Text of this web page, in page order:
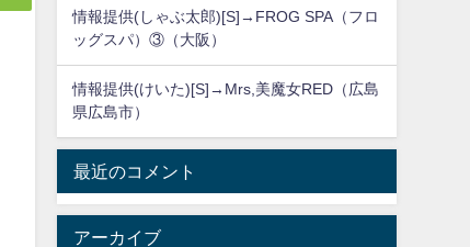
情報提供(しゃぶ太郎)[S]→FROG SPA（フロ
ッグスパ）③（大阪）
情報提供(けいた)[S]→Mrs,美魔女RED（広島
県広島市）
最近のコメント
アーカイブ